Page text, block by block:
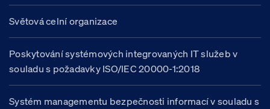
Světová celní organizace
Poskytování systémových integrovaných IT služeb v
souladu s požadavky ISO/IEC 20000-1:2018
Systém managementu bezpečnosti informací v souladu s